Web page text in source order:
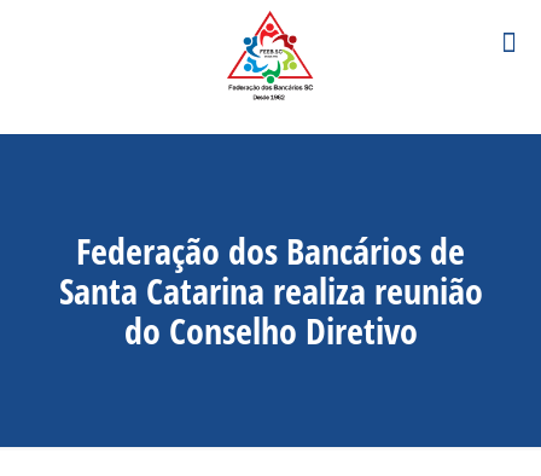
Federação dos Bancários de
Santa Catarina realiza reunião
do Conselho Diretivo